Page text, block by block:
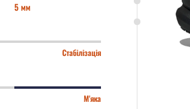
5 мм
Стабілізація
М'яка